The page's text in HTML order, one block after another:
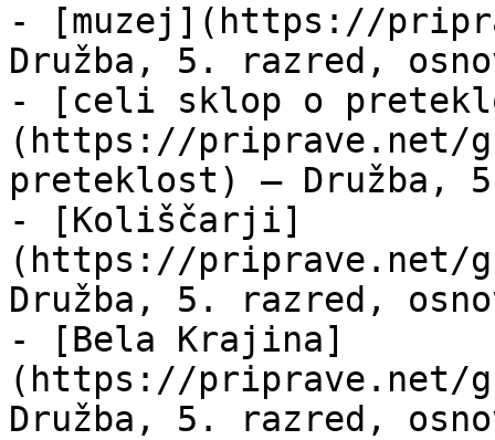
- [muzej](https://
Družba, 5. razred,
- [celi sklop o
(https://priprave.net/
preteklost) — Družba,
- [Koliščarji]
(https://priprave.net/
Družba, 5. razred,
- [Bela Krajina]
(https://priprave.net/
Družba, 5. razred,